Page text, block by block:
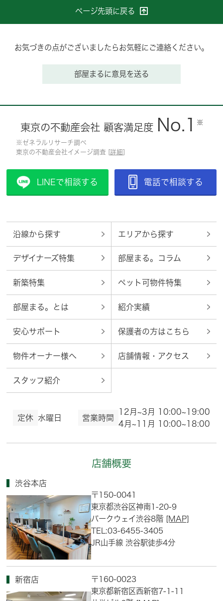
ページ先頭に戻る
お気づきの点がございましたらお気軽にご連絡ください。
部屋まるに意見を送る
東京の不動産会社 顧客満足度 No.1 ※
※ゼネラルリサーチ調べ
東京の不動産会社イメージ調査 [詳細]
LINEで相談する 電話で相談する
沿線から探す エリアから探す
デザイナーズ特集 部屋まる。コラム
新築特集 ペット可物件特集
部屋まる。とは 紹介実績
安心サポート 保護者の方はこちら
物件オーナー様へ 店舗情報・アクセス
スタッフ紹介
定休 水曜日 営業時間
12月~3月 10:00~19:00
4月~11月 10:00~18:00
店舗概要
渋谷本店
〒150-0041
東京都渋谷区神南1-20-9
パークウェイ渋谷8階 [MAP]
TEL:03-6455-3405
JR山手線 渋谷駅徒歩4分
新宿店
〒160-0023
東京都新宿区西新宿7-1-11